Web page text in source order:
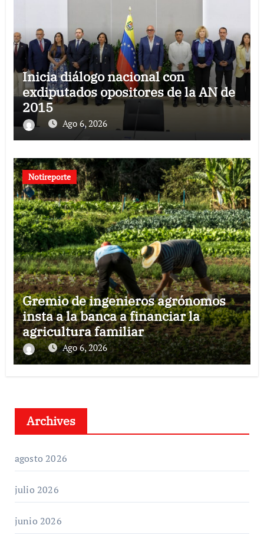
Inicia diálogo nacional con
exdiputados opositores de la AN de
2015
Ago 6, 2026
Notireporte
Gremio de ingenieros agrónomos
insta a la banca a financiar la
agricultura familiar
Ago 6, 2026
Archives
agosto 2026
julio 2026
junio 2026